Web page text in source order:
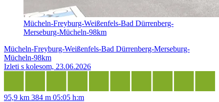
Mücheln-Freyburg-Weißenfels-Bad Dürrenberg-
Merseburg-Mücheln-98km
Mücheln-Freyburg-Weißenfels-Bad Dürrenberg-Merseburg-
Mücheln-98km
Izleti s kolesom, 23.06.2026
95,9 km 384 m 05:05 h:m